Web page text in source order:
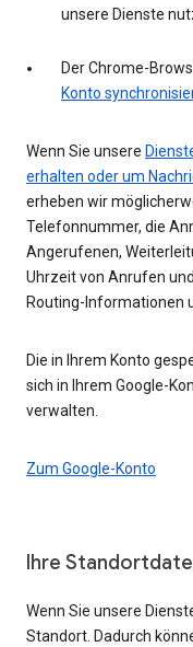
unsere Dienste
Der Chrome-
Konto
Wenn Sie unsere
erhalten oder um
erheben wir
Telefonnummer, die
Angerufenen,
Uhrzeit von Anrufen
Routing-Informationen
Die in Ihrem Konto
sich in Ihrem Google-
verwalten.
Zum Google-Konto
Ihre
Wenn Sie unsere
Standort. Dadurch